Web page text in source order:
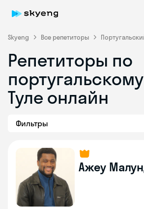
Skyeng Все репетиторы
Репетиторы по
Туле онлайн
Фильтры
Ажеу
Skyeng Chat